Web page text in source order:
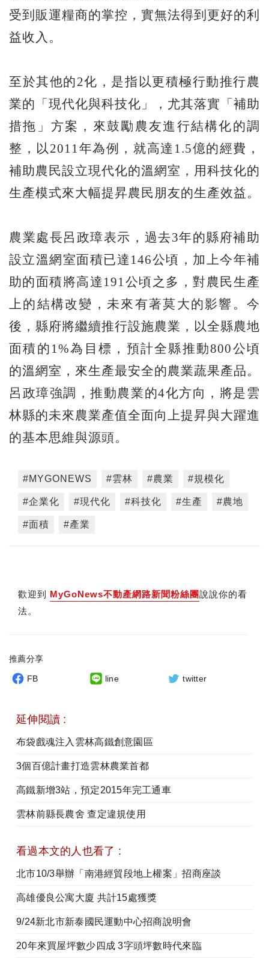
受到販運糧商的掌控，實無法得到更好的利
益收入。
至於其他的2化，是指以更積極行動推行農
業的「現代化與科技化」，尤其落實「補助
措拖」方案，來鼓勵農友進行結構化的調
整，以2011年為例，就高達1.5億的經費，
補助農民設立現代化的溫網室，用科技化的
生產模式來大幅提昇農民朋友的生產效益。
農業處長呂政璋表示，過去3年的縣府補助
設立溫網室面積已達146公頃，加上今年補
助的面積將高達191公頃之多，對農民生產
上的結構改變，未來有著莫大的影響。今
後，縣府將繼續推行設施農業，以全縣農地
面積的1%為目標，預計全縣推動800公頃
的溫網室，來生產最安全的農業蔬果產品。
呂政璋強調，推動農業的4化方向，將是雲
林縣的未來農業產值全面向上提昇與大躍進
的基本思維與源頭。
#MYGONEWS #雲林 #農業 #規模化
#企業化 #現代化 #科技化 #生產 #農地
#面積 #產業
歡迎到 MyGoNews不動產網路新聞粉絲團說說你的看
法。
推薦分享
FB line twitter
延伸閱讀 :
布袋戲魂注入雲林高鐵創意園區
3個百億計畫打造雲林農業首都
高鐵新增3站，預定2015年完工通車
雲林前縣長農舍 查定違規使用
看過本文的人也看了 :
北市10/3舉辦「南港經貿段地上權案」招商座談
高雄優良公寓大廈 共計15處獲獎
9/24新北市新泰國民運動中心招商說明會
20年來買屋坪數少四成 3字頭坪數時代來臨